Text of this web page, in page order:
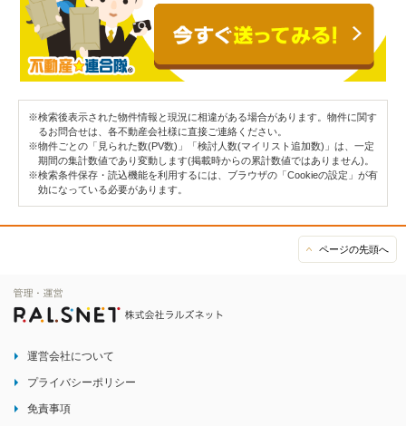
※検索後表示された物件情報と現況に相違がある場合があります。物件に関す
るお問合せは、各不動産会社様に直接ご連絡ください。
※物件ごとの「見られた数(PV数)」「検討人数(マイリスト追加数)」は、一定
期間の集計数値であり変動します(掲載時からの累計数値ではありません)。
※検索条件保存・読込機能を利用するには、ブラウザの「Cookieの設定」が有
効になっている必要があります。
ページの先頭へ
運営会社について
プライバシーポリシー
免責事項